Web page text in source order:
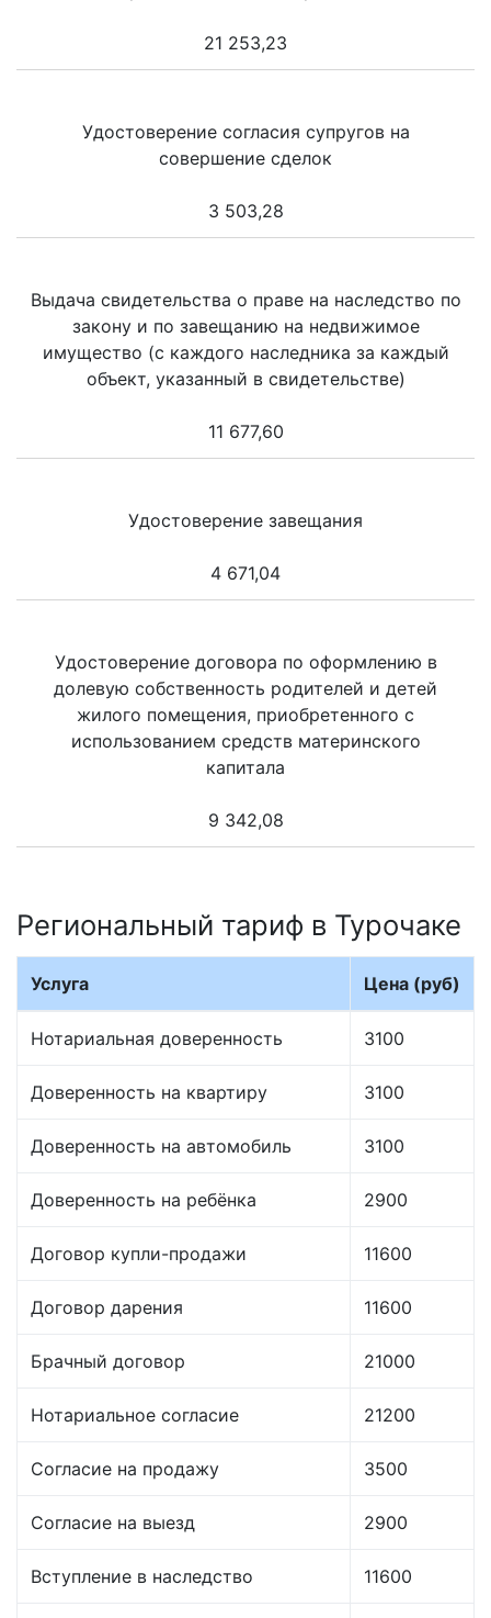
21 253,23
Удостоверение согласия супругов на
совершение сделок
3 503,28
Выдача свидетельства о праве на наследство по
закону и по завещанию на недвижимое
имущество (с каждого наследника за каждый
объект, указанный в свидетельстве)
11 677,60
Удостоверение завещания
4 671,04
Удостоверение договора по оформлению в
долевую собственность родителей и детей
жилого помещения, приобретенного с
использованием средств материнского
капитала
9 342,08
Региональный тариф в Турочаке
Услуга Цена (руб)
Нотариальная доверенность 3100
Доверенность на квартиру 3100
Доверенность на автомобиль 3100
Доверенность на ребёнка 2900
Договор купли-продажи 11600
Договор дарения 11600
Брачный договор 21000
Нотариальное согласие 21200
Согласие на продажу 3500
Согласие на выезд 2900
Вступление в наследство 11600